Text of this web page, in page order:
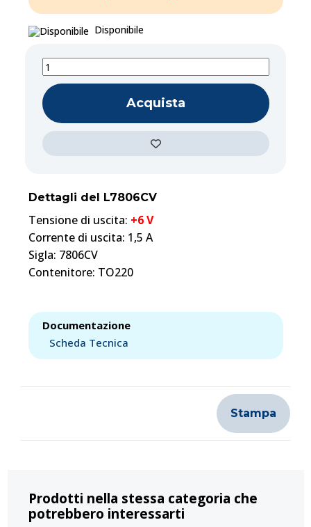
Disponibile
Acquista
Dettagli del L7806CV
Tensione di uscita: +6 V
Corrente di uscita: 1,5 A
Sigla: 7806CV
Contenitore: TO220
Documentazione
Scheda Tecnica
Stampa
Prodotti nella stessa categoria che
potrebbero interessarti